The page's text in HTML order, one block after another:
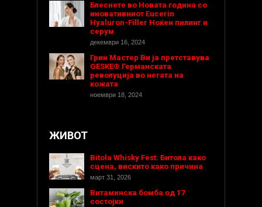
Блеснете во Новата година со
иновативниот Eucerin
Hyaluron-Filler Ноќен пилинг и
серум
декември 16, 2024
Грин Мастер Ви ја претставува
GESKE® Германската
револуција во негата на
кожата
ноември 18, 2024
ЖИВОТ
Bitola Whisky Fest: Битола како
сцена, вискито како причина
март 31, 2026
Витаминска бомба од 17
состојки